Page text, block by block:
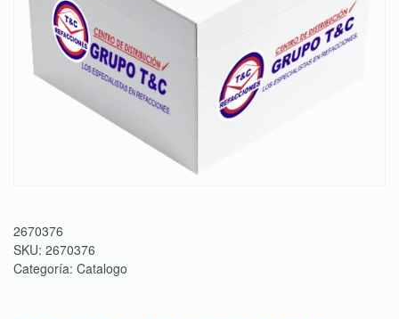
2670376
SKU: 2670376
Categoría: Catalogo